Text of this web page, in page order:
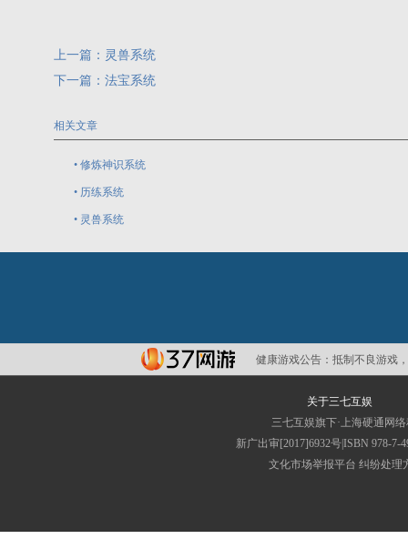
上一篇： 灵兽系统
下一篇： 法宝系统
相关文章
• 修炼神识系统
• 历练系统
• 灵兽系统
健康游戏公告： 抵制不良游戏
关于三七互娱
三七互娱旗下·上海硬通网
新广出审[2017]6932号|ISBN 978-
文化市场举报平台 纠纷处理